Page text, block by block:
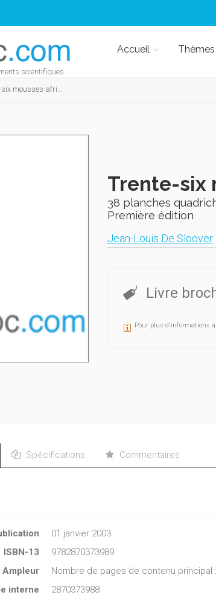
scientifiques
Accueil Thèmes
mousses africaines
Trente-six
38 planches
Première édition
Jean-Louis De Sloover
Livre
Pour plus d'informations à
Spécifications Commentaires
01 janvier 2003
ISBN-13
9782870373989
Ampleur
Nombre de pages de contenu principal
interne
2870373988